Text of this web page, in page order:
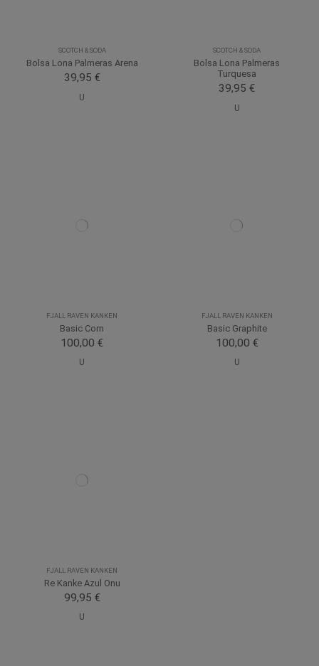
SCOTCH & SODA
Bolsa Lona Palmeras Arena
39,95 €
U
SCOTCH & SODA
Bolsa Lona Palmeras
Turquesa
39,95 €
U
FJALL RAVEN KANKEN
Basic Corn
100,00 €
U
FJALL RAVEN KANKEN
Basic Graphite
100,00 €
U
FJALL RAVEN KANKEN
Re Kanke Azul Onu
99,95 €
U